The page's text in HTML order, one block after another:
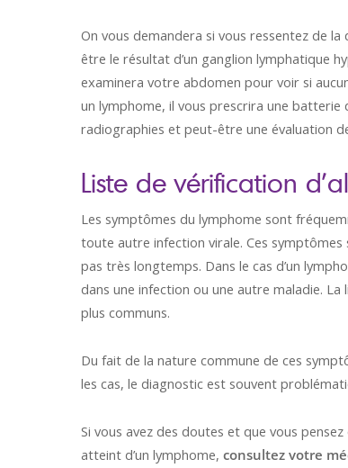
On vous demandera si vous ressentez de
être le résultat d’un ganglion lymphatique
examinera votre abdomen pour voir si
un lymphome, il vous prescrira une
radiographies et peut-être une évaluation
Liste de vérification
Les symptômes du lymphome sont
toute autre infection virale. Ces
pas très longtemps. Dans le cas d’un
dans une infection ou une autre maladie.
plus communs.
Du fait de la nature commune de ces
les cas, le diagnostic est souvent
Si vous avez des doutes et que vous
atteint d’un lymphome, consultez votre